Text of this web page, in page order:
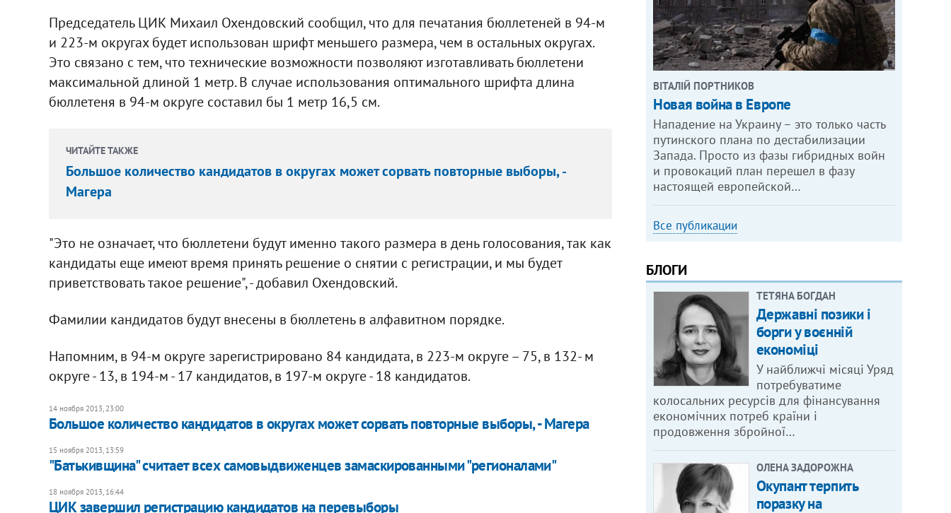
Председатель ЦИК Михаил Охендовский сообщил, что для печатания бюллетеней в 94-м
и 223-м округах будет использован шрифт меньшего размера, чем в остальных округах.
Это связано с тем, что технические возможности позволяют изготавливать бюллетени
максимальной длиной 1 метр. В случае использования оптимального шрифта длина
бюллетеня в 94-м округе составил бы 1 метр 16,5 см.
ЧИТАЙТЕ ТАКЖЕ
Большое количество кандидатов в округах может сорвать повторные выборы, -
Магера
"Это не означает, что бюллетени будут именно такого размера в день голосования, так как
кандидаты еще имеют время принять решение о снятии с регистрации, и мы будет
приветствовать такое решение", - добавил Охендовский.
Фамилии кандидатов будут внесены в бюллетень в алфавитном порядке.
Напомним, в 94-м округе зарегистрировано 84 кандидата, в 223-м округе – 75, в 132- м
округе - 13, в 194-м - 17 кандидатов, в 197-м округе - 18 кандидатов.
14 ноября 2013, 23:00
Большое количество кандидатов в округах может сорвать повторные выборы, - Магера
15 ноября 2013, 13:59
"Батькивщина" считает всех самовыдвиженцев замаскированными "регионалами"
18 ноября 2013, 16:44
ЦИК завершил регистрацию кандидатов на перевыборы
ВІТАЛІЙ ПОРТНИКОВ
Новая война в Европе
Нападение на Украину – это только часть
путинского плана по дестабилизации
Запада. Просто из фазы гибридных войн
и провокаций план перешел в фазу
настоящей европейской…
Все публикации
БЛОГИ
ТЕТЯНА БОГДАН
Державні позики і
борги у воєнній
економіці
У найближчі місяці Уряд
потребуватиме
колосальних ресурсів для фінансування
економічних потреб країни і
продовження збройної…
ОЛЕНА ЗАДОРОЖНА
Окупант терпить
поразку на